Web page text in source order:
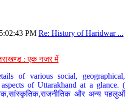
PM Re: History of Haridwar ...
: एक नजर में
of various social, geographical,
of Uttarakhand at a glance. (
और अन्य पहलुओं